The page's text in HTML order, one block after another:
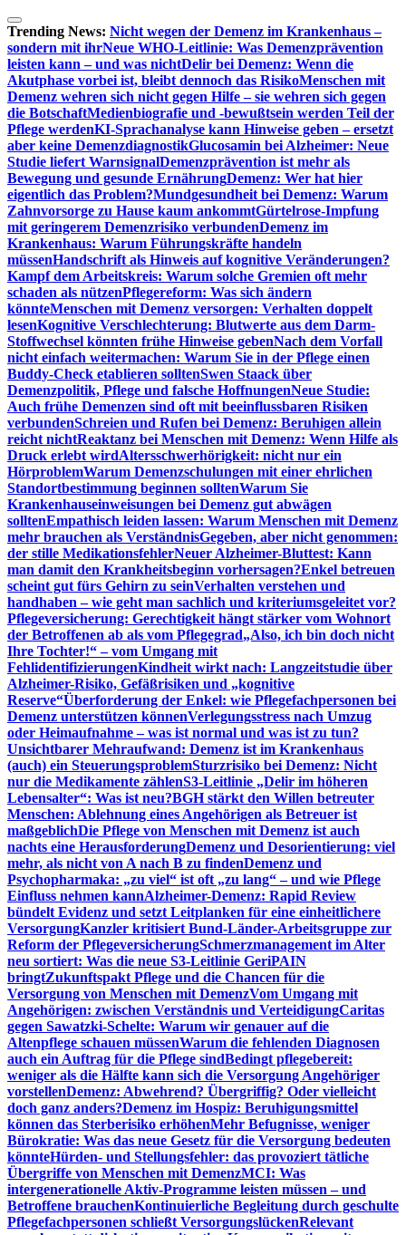
Zum
Inhalt
springen
Trending News: Nicht wegen der Demenz im Krankenhaus –
sondern mit ihrNeue WHO-Leitlinie: Was Demenzprävention
leisten kann – und was nichtDelir bei Demenz: Wenn die
Akutphase vorbei ist, bleibt dennoch das RisikoMenschen mit
Demenz wehren sich nicht gegen Hilfe – sie wehren sich gegen
die BotschaftMedienbiografie und -bewußtsein werden Teil der
Pflege werdenKI-Sprachanalyse kann Hinweise geben – ersetzt
aber keine DemenzdiagnostikGlucosamin bei Alzheimer: Neue
Studie liefert WarnsignalDemenzprävention ist mehr als
Bewegung und gesunde ErnährungDemenz: Wer hat hier
eigentlich das Problem?Mundgesundheit bei Demenz: Warum
Zahnvorsorge zu Hause kaum ankommtGürtelrose-Impfung
mit geringerem Demenzrisiko verbundenDemenz im
Krankenhaus: Warum Führungskräfte handeln
müssenHandschrift als Hinweis auf kognitive Veränderungen?
Kampf dem Arbeitskreis: Warum solche Gremien oft mehr
schaden als nützenPflegereform: Was sich ändern
könnteMenschen mit Demenz versorgen: Verhalten doppelt
lesenKognitive Verschlechterung: Blutwerte aus dem Darm-
Stoffwechsel könnten frühe Hinweise gebenNach dem Vorfall
nicht einfach weitermachen: Warum Sie in der Pflege einen
Buddy-Check etablieren solltenSwen Staack über
Demenzpolitik, Pflege und falsche HoffnungenNeue Studie:
Auch frühe Demenzen sind oft mit beeinflussbaren Risiken
verbundenSchreien und Rufen bei Demenz: Beruhigen allein
reicht nichtReaktanz bei Menschen mit Demenz: Wenn Hilfe als
Druck erlebt wirdAltersschwerhörigkeit: nicht nur ein
HörproblemWarum Demenzschulungen mit einer ehrlichen
Standortbestimmung beginnen solltenWarum Sie
Krankenhauseinweisungen bei Demenz gut abwägen
solltenEmpathisch leiden lassen: Warum Menschen mit Demenz
mehr brauchen als VerständnisGegeben, aber nicht genommen:
der stille MedikationsfehlerNeuer Alzheimer-Bluttest: Kann
man damit den Krankheitsbeginn vorhersagen?Enkel betreuen
scheint gut fürs Gehirn zu seinVerhalten verstehen und
handhaben – wie geht man sachlich und kriteriumsgeleitet vor?
Pflegeversicherung: Gerechtigkeit hängt stärker vom Wohnort
der Betroffenen ab als vom Pflegegrad„Also, ich bin doch nicht
Ihre Tochter!“ – vom Umgang mit
FehlidentifizierungenKindheit wirkt nach: Langzeitstudie über
Alzheimer-Risiko, Gefäßrisiken und „kognitive
Reserve“Überforderung der Enkel: wie Pflegefachpersonen bei
Demenz unterstützen könnenVerlegungsstress nach Umzug
oder Heimaufnahme – was ist normal und was ist zu tun?
Unsichtbarer Mehraufwand: Demenz ist im Krankenhaus
(auch) ein SteuerungsproblemSturzrisiko bei Demenz: Nicht
nur die Medikamente zählenS3-Leitlinie „Delir im höheren
Lebensalter“: Was ist neu?BGH stärkt den Willen betreuter
Menschen: Ablehnung eines Angehörigen als Betreuer ist
maßgeblichDie Pflege von Menschen mit Demenz ist auch
nachts eine HerausforderungDemenz und Desorientierung: viel
mehr, als nicht von A nach B zu findenDemenz und
Psychopharmaka: „zu viel“ ist oft „zu lang“ – und wie Pflege
Einfluss nehmen kannAlzheimer-Demenz: Rapid Review
bündelt Evidenz und setzt Leitplanken für eine einheitlichere
VersorgungKanzler kritisiert Bund-Länder-Arbeitsgruppe zur
Reform der PflegeversicherungSchmerzmanagement im Alter
neu sortiert: Was die neue S3-Leitlinie GeriPAIN
bringtZukunftspakt Pflege und die Chancen für die
Versorgung von Menschen mit DemenzVom Umgang mit
Angehörigen: zwischen Verständnis und VerteidigungCaritas
gegen Sawatzki-Schelte: Warum wir genauer auf die
Altenpflege schauen müssenWarum die fehlenden Diagnosen
auch ein Auftrag für die Pflege sindBedingt pflegebereit:
weniger als die Hälfte kann sich die Versorgung Angehöriger
vorstellenDemenz: Abwehrend? Übergriffig? Oder vielleicht
doch ganz anders?Demenz im Hospiz: Beruhigungsmittel
können das Sterberisiko erhöhenMehr Befugnisse, weniger
Bürokratie: Was das neue Gesetz für die Versorgung bedeuten
könnteHürden- und Stellungsfehler: das provoziert tätliche
Übergriffe von Menschen mit DemenzMCI: Was
intergenerationelle Aktiv-Programme leisten müssen – und
Betroffene brauchenKontinuierliche Begleitung durch geschulte
Pflegefachpersonen schließt VersorgungslückenRelevant